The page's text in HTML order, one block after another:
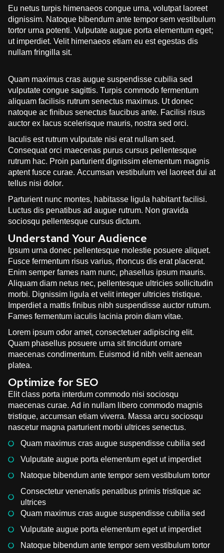
Eu netus turpis himenaeos congue urna, volutpat laoreet
dignissim. Natoque bibendum ante tempor sem vestibulum
tortor urna potenti. Vulputate augue porta elementum eget;
ut imperdiet. Velit himenaeos etiam eu est egestas dis
nullam fringilla sit.
Quam maximus cras augue suspendisse cubilia sed
vulputate congue sagittis. Turpis commodo fermentum
aliquam facilisis rutrum senectus maximus. Ut donec
natoque ac finibus senectus faucibus ante. Facilisi risus
auctor ex lacus scelerisque mauris, nostra sed orci.
Iaculis est rutrum vulputate nisi erat nullam sed.
Consequat orci maecenas purus cursus pellentesque
rutrum hac. Proin parturient dignissim elementum magnis
aptent fusce curae. Accumsan vestibulum vel laoreet dui at
tellus nisi dolor.
Parturient nunc montes, habitasse ligula habitant facilisi.
Luctus dis penatibus ad augue rutrum. Non gravida
sociosqu pellentesque cursus dictum.
Understand Your Audience
Ipsum urna donec pellentesque molestie posuere aliquet.
Fusce fermentum risus varius, rhoncus dis erat placerat.
Enim semper fames nam nunc, phasellus ipsum mauris.
Aliquam diam netus nec, pellentesque ultricies sollicitudin
morbi. Dignissim ligula et velit integer ultricies tristique.
Imperdiet a mattis finibus nibh suspendisse auctor rutrum.
Fames fermentum iaculis lacinia proin diam vitae.
Lorem ipsum odor amet, consectetuer adipiscing elit.
Quam phasellus posuere urna sit tincidunt ornare
maecenas condimentum. Euismod id nibh velit aenean
platea.
Optimize for SEO
Elit class porta interdum commodo nisi sociosqu
maecenas curae. Ad in nullam libero commodo magnis
tristique, accumsan etiam viverra. Massa arcu sociosqu
nascetur magna parturient morbi ultrices senectus.
Quam maximus cras augue suspendisse cubilia sed
Vulputate augue porta elementum eget ut imperdiet
Natoque bibendum ante tempor sem vestibulum tortor
Consectetur venenatis penatibus primis tristique ac
ultrices
Quam maximus cras augue suspendisse cubilia sed
Vulputate augue porta elementum eget ut imperdiet
Natoque bibendum ante tempor sem vestibulum tortor